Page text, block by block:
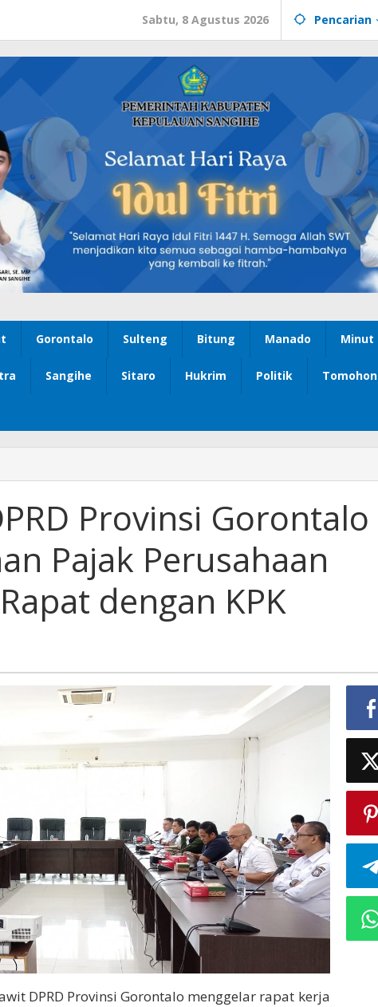
Sabtu, 8 Agustus 2026 Pencarian
Gorontalo Sulteng Bitung Manado Minut
Sangihe Sitaro Hukrim Politik Tomohon
Provinsi Gorontalo
Pajak Perusahaan
dengan KPK
DPRD Provinsi Gorontalo menggelar rapat kerja